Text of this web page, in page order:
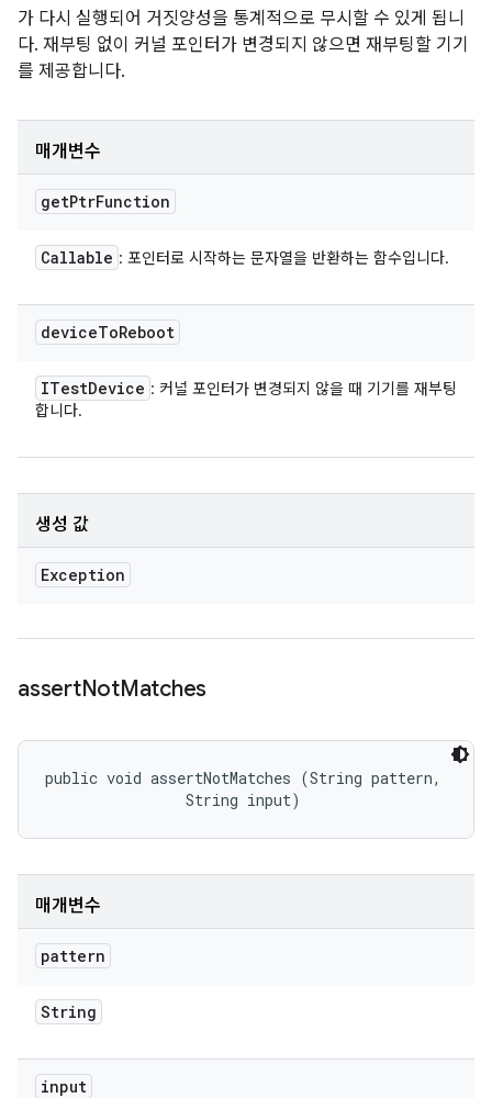
가 다시 실행되어 거짓양성을 통계적으로 무시할 수 있게 됩니
다. 재부팅 없이 커널 포인터가 변경되지 않으면 재부팅할 기기
를 제공합니다.
매개변수
getPtrFunction
Callable : 포인터로 시작하는 문자열을 반환하는 함수입니다.
deviceToReboot
ITestDevice : 커널 포인터가 변경되지 않을 때 기기를 재부팅
합니다.
생성 값
Exception
assertNotMatches
public void assertNotMatches (String pattern,
                String input)
매개변수
pattern
String
input